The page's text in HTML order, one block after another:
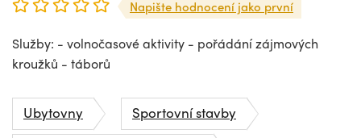
Napište hodnocení jako první
Služby: - volnočasové aktivity - pořádání zájmových
kroužků - táborů
Ubytovny
Sportovní stavby